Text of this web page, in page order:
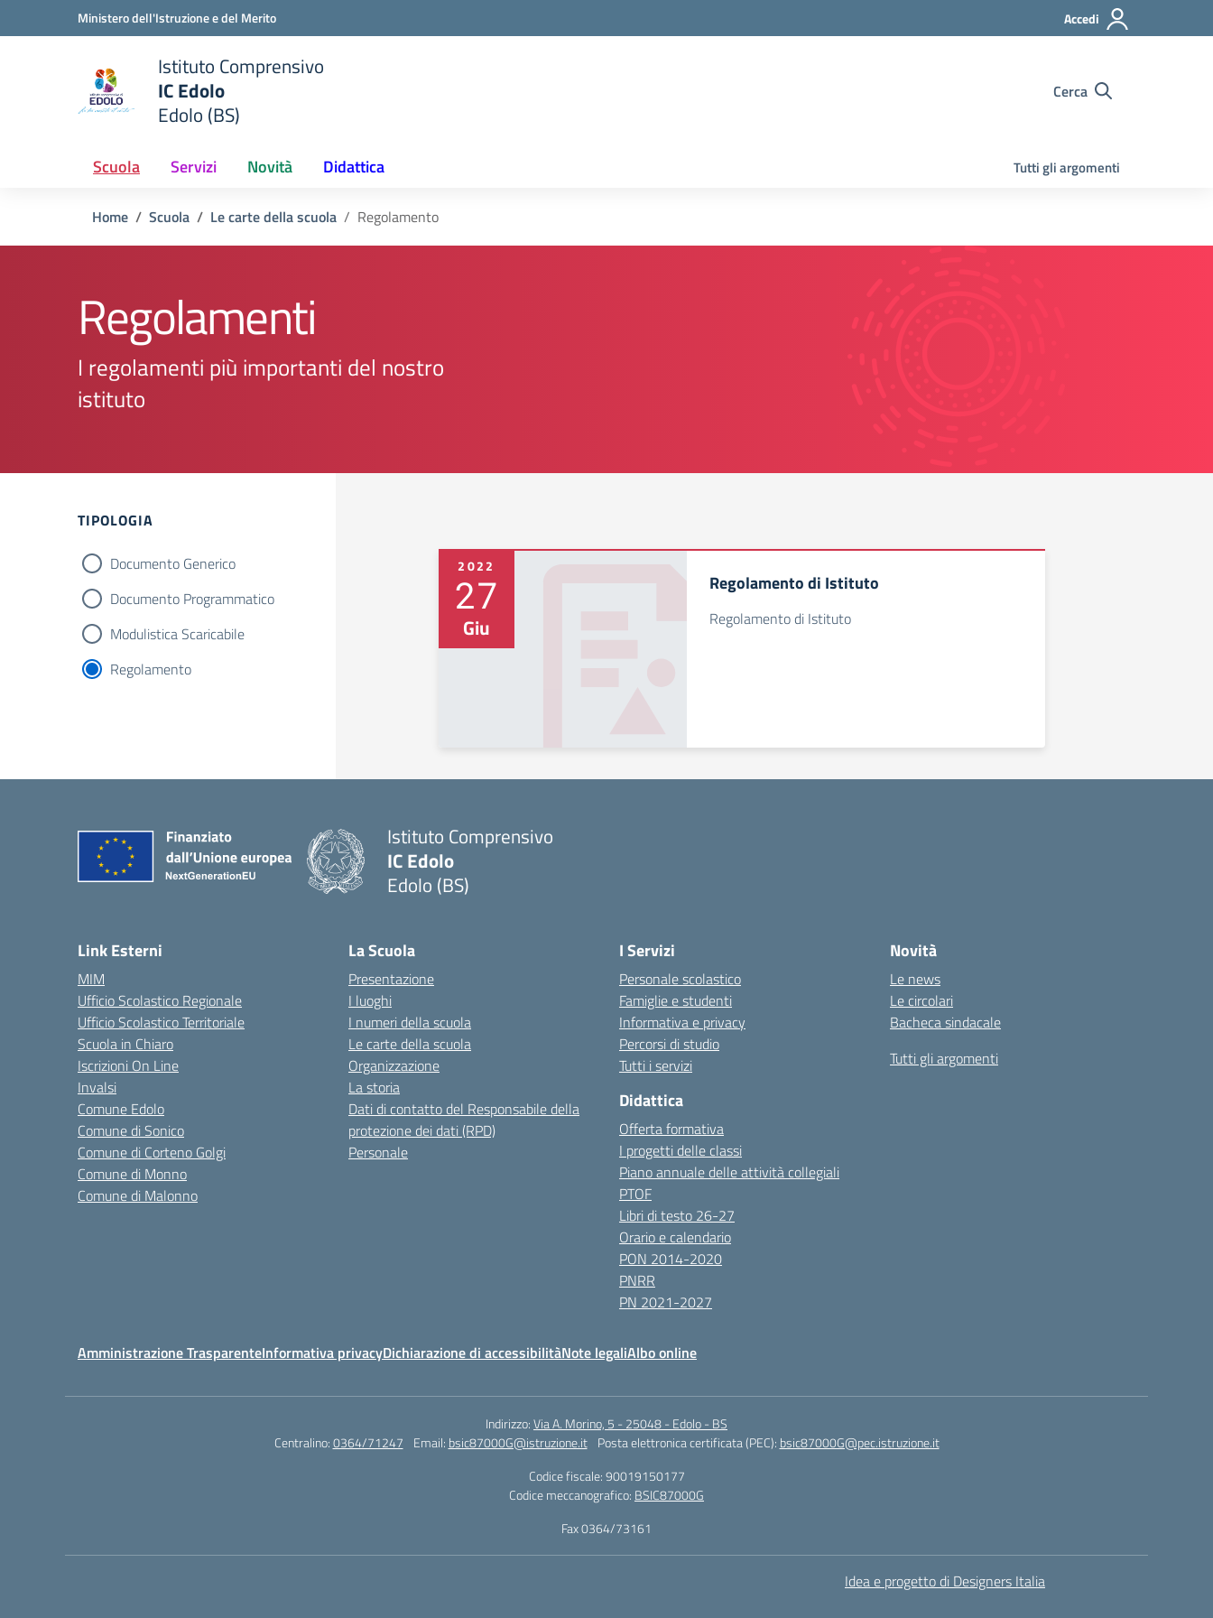
Vai ai contenuti
Vai al menu di navigazioneMinistero dell'Istruzione e del Merito Accedi
scuola
Istituto Comprensivo
IC Edolo
Edolo (BS)
Cerca
Scuola Servizi Novità Didattica Tutti gli argomenti
Home Scuola Le carte della scuola Regolamento
Regolamenti
I regolamenti più importanti del nostro
istituto
Filtri
TIPOLOGIA
Documento Generico
Documento Programmatico
Modulistica Scaricabile
Regolamento
2022
27
Giu
Regolamento di Istituto
Regolamento di Istituto
Istituto Comprensivo
IC Edolo
Edolo (BS)
Link Esterni
MIM
Ufficio Scolastico Regionale
Ufficio Scolastico Territoriale
Scuola in Chiaro
Iscrizioni On Line
Invalsi
Comune Edolo
Comune di Sonico
Comune di Corteno Golgi
Comune di Monno
Comune di Malonno
La Scuola
Presentazione
I luoghi
I numeri della scuola
Le carte della scuola
Organizzazione
La storia
Dati di contatto del Responsabile della
protezione dei dati (RPD)
Personale
I Servizi
Personale scolastico
Famiglie e studenti
Informativa e privacy
Percorsi di studio
Tutti i servizi
Didattica
Offerta formativa
I progetti delle classi
Piano annuale delle attività collegiali
PTOF
Libri di testo 26-27
Orario e calendario
PON 2014-2020
PNRR
PN 2021-2027
Novità
Le news
Le circolari
Bacheca sindacale
Tutti gli argomenti
Amministrazione TrasparenteInformativa privacyDichiarazione di accessibilitàNote legaliAlbo online
Indirizzo:Via A. Morino, 5 - 25048 - Edolo - BS
Centralino:0364/71247 Email: bsic87000G@istruzione.it Posta elettronica certificata (PEC): bsic87000G@pec.istruzione.it
Codice fiscale: 90019150177
Codice meccanografico: BSIC87000G
Fax 0364/73161
Idea e progetto di Designers Italia